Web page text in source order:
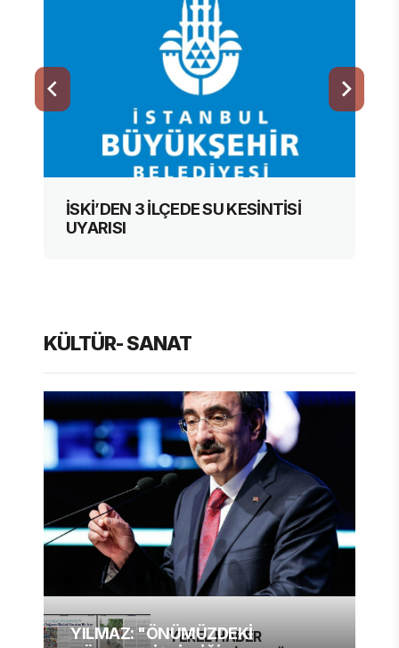
İSKİ’DEN 3 İLÇEDE SU KESİNTİSİ
UYARISI
KÜLTÜR- SANAT
YILMAZ: "ÖNÜMÜZDEKİ
YEREL HABER